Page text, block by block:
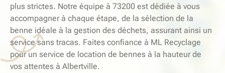
plus strictes. Notre équipe à 73200 est dédiée à vous
accompagner à chaque étape, de la sélection de la
benne idéale à la gestion des déchets, assurant ainsi un
service sans tracas. Faites confiance à ML Recyclage
pour un service de location de bennes à la hauteur de
vos attentes à Albertville.